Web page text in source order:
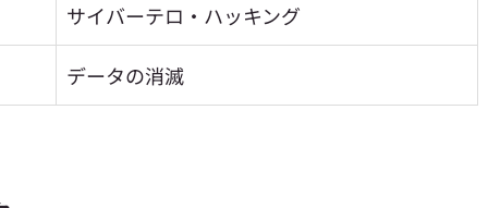
サイバーテロ・ハッキング
データの消滅